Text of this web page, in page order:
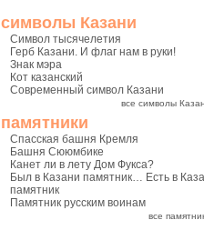
символы Казани
Символ тысячелетия
Герб Казани. И флаг нам в руки!
Знак мэра
Кот казанский
Современный символ Казани
все символы
памятники
Спасская башня Кремля
Башня Сююмбике
Канет ли в лету Дом Фукса?
Был в Казани памятник… Есть в
памятник
Памятник русским воинам
все